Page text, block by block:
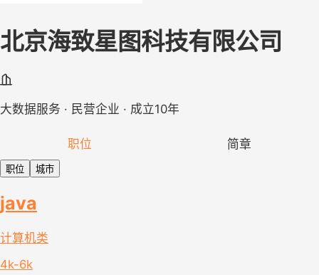
北京海致星图科技有限公司
大数据服务 · 民营企业 · 成立10年
职位 简章
职位 城市
java
计算机类
4k-6k